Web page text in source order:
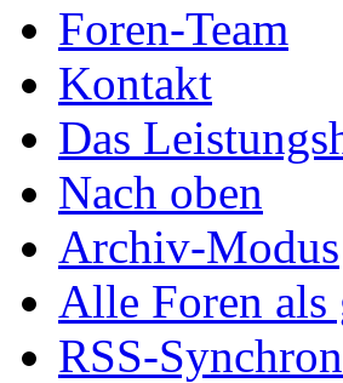
Foren-Team
Kontakt
Das
Nach oben
Archiv-Modus
Alle Foren als
RSS-